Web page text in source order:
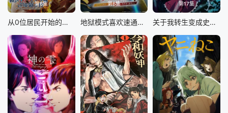
第6集
从0位居民开始的边境领主大人
第6集
地狱模式喜欢速通游戏的玩家在废设定异世界无双 第二季
第17集
关于我转生变成史莱姆这档事第四季